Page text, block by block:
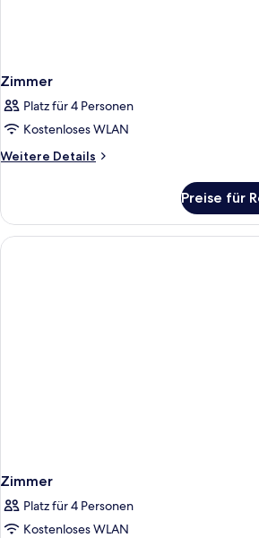
Zimmer
Platz für 4 Personen
Kostenloses WLAN
Weitere Details
Weitere
Preise für
Zimmer
Platz für 4 Personen
Kostenloses WLAN